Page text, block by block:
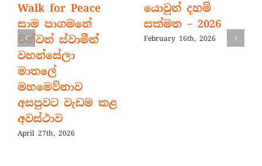
Walk for Peace
සාම පාගමනේ
පින්වත් ස්වාමීන්
වහන්සේලා
මාතලේ
මහමෙව්නාව
අසපුවට වැඩම කළ
අවස්ථාව
April 27th, 2026
යොවුන් දහම්
සක්මන – 2026
February 16th, 2026